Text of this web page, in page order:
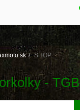
MENU
SHOP
- TGB